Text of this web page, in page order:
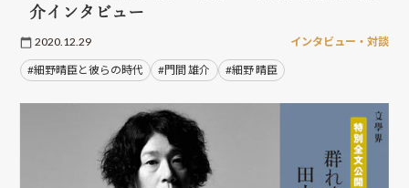
介インタビュー
2020.12.29 インタビュー・対談
#細野晴臣と彼らの時代 #門間 雄介 #細野 晴臣